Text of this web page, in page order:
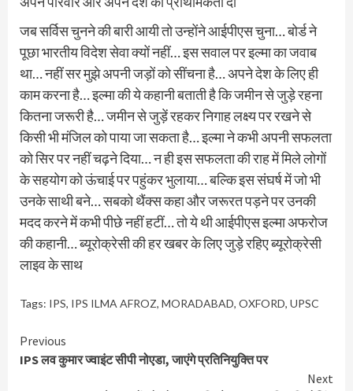
जब सर्विस चुनने की बारी आयी तो उन्होंने आईपीएस चुना… बोर्ड ने
पूछा भारतीय विदेश सेवा क्यों नहीं… इस सवाल पर इल्मा का जवाब
था… नहीं सर मुझे अपनी जड़ों को सींचना है… अपने देश के लिए ही
काम करना है… इल्मा की ये कहानी बताती है कि जमीन से जुड़े रहना
कितना जरूरी है… जमीन से जुड़ें रहकर निगाह लक्ष्य पर रखने से
किसी भी मंजिल को पाया जा सकता है… इल्मा ने कभी अपनी सफलता
को सिर पर नहीं चढ़ने दिया… न ही इस सफलता की राह में मिले लोगों
के सहयोग को ऊंचाई पर पहुंकर भुलाया… बल्कि इस संघर्ष में जो भी
उनके साथी बने… सबको थैंक्स कहा और जरूरत पड़ने पर उनकी
मदद करने में कभी पीछे नहीं हटीं… तो ये थी आईपीएस इल्मा अफरोज
की कहानी… ब्यूरोक्रेसी की हर खबर के लिए जुड़े रहिए ब्यूरोक्रेसी
लाइव के साथ
Tags: IPS, IPS ILMA AFROZ, MORADABAD, OXFORD, UPSC
Continue
Reading
Previous
IPS लव कुमार ज्वाइंट सीपी नोएडा, जाएंगे प्रतिनियुक्ति पर
Next